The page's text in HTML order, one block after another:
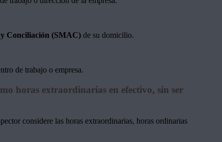
Conciliación (SMAC) de su domicilio.
de trabajo o empresa.
horas extraordinarias en efectivo, sin ser
considere las horas extraordinarias, horas ordinarias